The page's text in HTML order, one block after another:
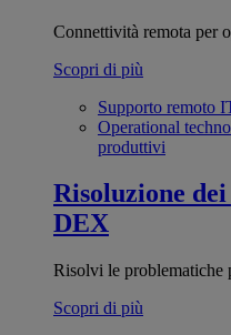
Connettività remota per
Scopri di più
Supporto remoto
Operational
produttivi
Risoluzione
DEX
Risolvi le problematiche
Scopri di più